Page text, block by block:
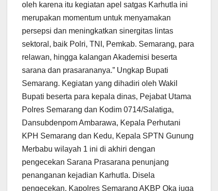
oleh karena itu kegiatan apel satgas Karhutla ini
merupakan momentum untuk menyamakan
persepsi dan meningkatkan sinergitas lintas
sektoral, baik Polri, TNI, Pemkab. Semarang, para
relawan, hingga kalangan Akademisi beserta
sarana dan prasarananya.” Ungkap Bupati
Semarang. Kegiatan yang dihadiri oleh Wakil
Bupati beserta para kepala dinas, Pejabat Utama
Polres Semarang dan Kodim 0714/Salatiga,
Dansubdenpom Ambarawa, Kepala Perhutani
KPH Semarang dan Kedu, Kepala SPTN Gunung
Merbabu wilayah 1 ini di akhiri dengan
pengecekan Sarana Prasarana penunjang
penanganan kejadian Karhutla. Disela
pengecekan, Kapolres Semarang AKBP Oka juga